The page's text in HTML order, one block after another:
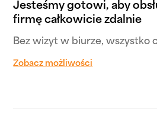
Jesteśmy gotowi, aby
firmę całkowicie zdalnie
Bez wizyt w biurze, wszystko
Zobacz możliwości